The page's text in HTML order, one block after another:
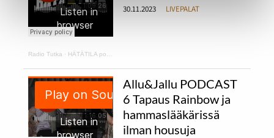
Radio Tutka · HÄTÄTILA podcast 1
30.11.2023 LIVEPALAT
Allu&Jallu PODCAST
6 Tapaus Rainbow ja
hammaslääkärissä
ilman housuja